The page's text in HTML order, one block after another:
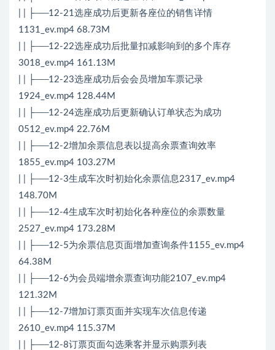
| | ├──12-21选座成功后更新各座位的销售详情
1131_ev.mp4 68.73M
| | ├──12-22选座成功后批量扣减影响到的多个库存
3018_ev.mp4 161.13M
| | ├──12-23选座成功后会会员增加车票记录
1924_ev.mp4 128.44M
| | ├──12-24选座成功后更新确认订单状态为成功
0512_ev.mp4 22.76M
| | ├──12-2增加余票信息表以提高余票查询效率
1855_ev.mp4 103.27M
| | ├──12-3生成车次时初始化余票信息2317_ev.mp4
148.70M
| | ├──12-4生成车次时初始化各种座位的余票数量
2527_ev.mp4 173.28M
| | ├──12-5为余票信息页面增加查询条件1155_ev.mp4
64.38M
| | ├──12-6为会员端增余票查询功能2107_ev.mp4
121.32M
| | ├──12-7增加订票页面并实现车次信息传递
2610_ev.mp4 115.37M
| | ├──12-8订票页面勾选乘客并显示购票列表